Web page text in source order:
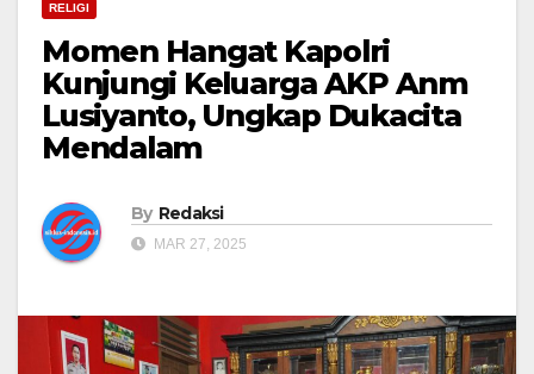
RELIGI
Momen Hangat Kapolri
Kunjungi Keluarga AKP Anm
Lusiyanto, Ungkap Dukacita
Mendalam
By Redaksi
MAR 27, 2025